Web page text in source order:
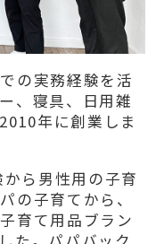
の実務経験を活
、寝具、日用雑
年に創業しま
ら男性用の子育
の子育てから、
育て用品ブラン